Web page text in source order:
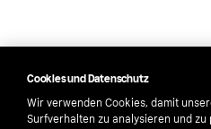
Cookies und Datenschutz
Wir verwenden Cookies, damit
Surfverhalten zu analysieren und